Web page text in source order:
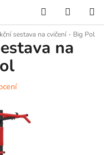
Hledat
KOŠÍK
sestava na cvičení - Big Pol
na